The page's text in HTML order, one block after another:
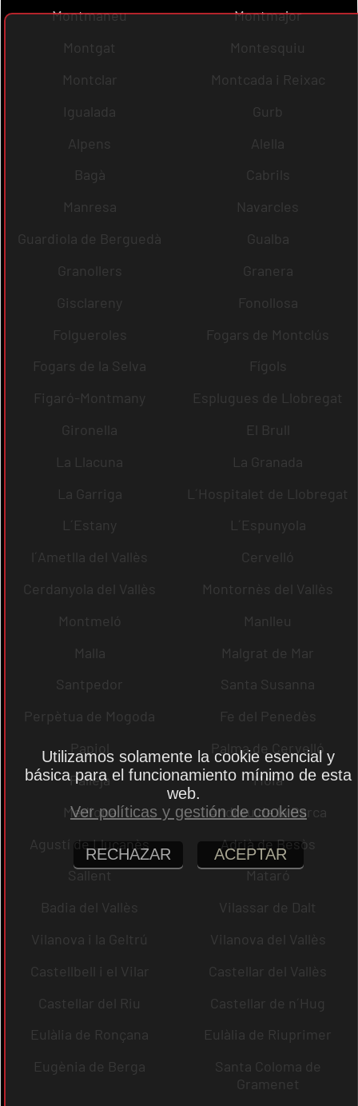
Montmaneu
Montmajor
Montgat
Montesquiu
Montclar
Montcada i Reixac
Igualada
Gurb
Alpens
Alella
Bagà
Cabrils
Manresa
Navarcles
Guardiola de Berguedà
Gualba
Granollers
Granera
Gisclareny
Fonollosa
Folgueroles
Fogars de Montclús
Fogars de la Selva
Fígols
Figaró-Montmany
Esplugues de Llobregat
Gironella
El Brull
La Llacuna
La Granada
La Garriga
L´Hospitalet de Llobregat
L´Estany
L´Espunyola
l´Ametlla del Vallès
Cervelló
Cerdanyola del Vallès
Montornès del Vallès
Montmeló
Manlleu
Malla
Malgrat de Mar
Santpedor
Santa Susanna
Perpètua de Mogoda
Fe del Penedès
Papiol
Palma de Cervelló
Pallejà
Moià
Mediona
Andreu de la Barca
Agustí de Lluçanès
Adrià de Besòs
Sallent
Mataró
Badia del Vallès
Vilassar de Dalt
Vilanova i la Geltrú
Vilanova del Vallès
Castellbell i el Vilar
Castellar del Vallès
Castellar del Riu
Castellar de n´Hug
Eulàlia de Ronçana
Eulàlia de Riuprimer
Eugènia de Berga
Santa Coloma de
Gramenet
Utilizamos solamente la cookie esencial y
básica para el funcionamiento mínimo de esta
web.
Ver políticas y gestión de cookies
RECHAZAR ACEPTAR